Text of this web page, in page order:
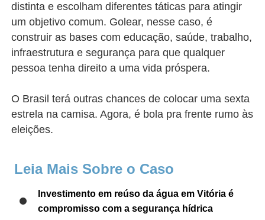
distinta e escolham diferentes táticas para atingir
um objetivo comum. Golear, nesse caso, é
construir as bases com educação, saúde, trabalho,
infraestrutura e segurança para que qualquer
pessoa tenha direito a uma vida próspera.
O Brasil terá outras chances de colocar uma sexta
estrela na camisa. Agora, é bola pra frente rumo às
eleições.
Leia Mais Sobre o Caso
Investimento em reúso da água em Vitória é
compromisso com a segurança hídrica